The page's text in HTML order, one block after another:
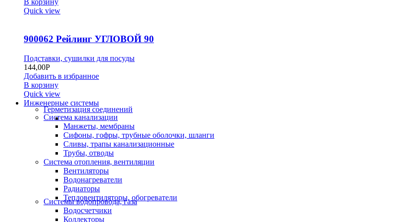
В корзину
Quick view
900062 Рейлинг УГЛОВОЙ 90
Подставки, сушилки для посуды
144,00Р
Добавить в избранное
В корзину
Quick view
Инженерные системы
Герметизация соединений
Система канализации
Манжеты, мембраны
Сифоны, гофры, трубные оболочки, шланги
Сливы, трапы канализационные
Трубы, отводы
Система отопления, вентиляции
Вентиляторы
Водонагреватели
Радиаторы
Тепловентиляторы, обогреватели
Системы водопровода, газа
Водосчетчики
Коллекторы